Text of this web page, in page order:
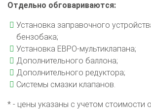
Отдельно обговариваются:
Установка заправочного
бензобака;
Установка ЕВРО-мультиклапана;
Дополнительного баллона;
Дополнительного редуктора;
Системы смазки клапанов.
* - цены указаны с учетом стоимости